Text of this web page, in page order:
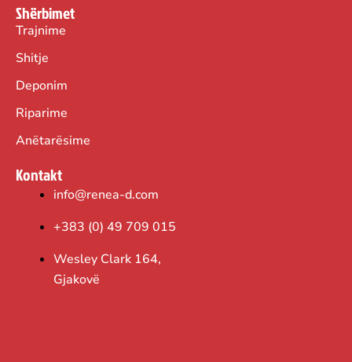
Shërbimet
Trajnime
Shitje
Deponim
Riparime
Anëtarësime
Kontakt
info@renea-d.com
+383 (0) 49 709 015
Wesley Clark 164,
Gjakovë